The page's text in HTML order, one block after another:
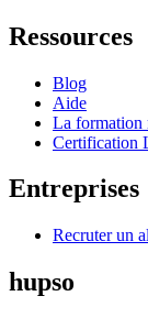
Ressources
Blog
Aide
La formation
Certification
Entreprises
Recruter un
hupso